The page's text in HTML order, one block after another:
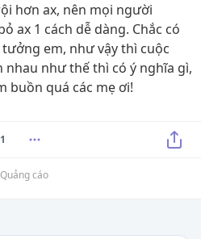
hơn ax, nên mọi người
ax 1 cách dễ dàng. Chắc có
em, như vậy thì cuộc
như thế thì có ý nghĩa gì,
buồn quá các mẹ ơi!
Quảng cáo